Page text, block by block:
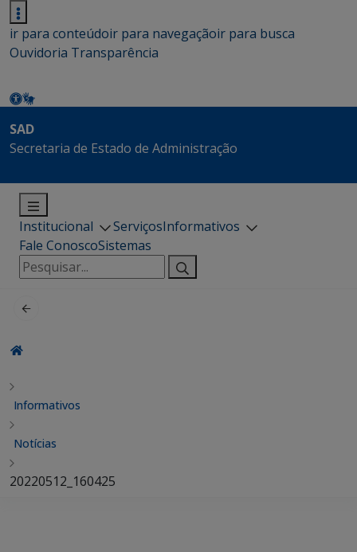
ir para conteúdoir para navegaçãoir para busca
Ouvidoria Transparência
SAD
Secretaria de Estado de Administração
Institucional ServiçosInformativos
Fale ConoscoSistemas
Pesquisar
por:
Informativos
Notícias
20220512_160425